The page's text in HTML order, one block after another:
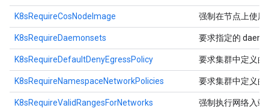
K8sRequireCosNodeImage 强制在节点上使用
K8sRequireDaemonsets 要求指定的
K8sRequireDefaultDenyEgressPolicy 要求集群中定义
K8sRequireNamespaceNetworkPolicies 要求集群中定义
K8sRequireValidRangesForNetworks 强制执行网络入站